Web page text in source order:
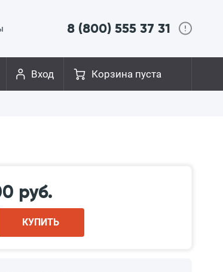
8 (800) 555 37 31
Корзина пуста
Вход
руб.
КУПИТЬ